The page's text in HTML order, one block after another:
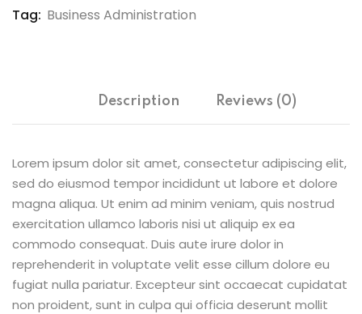
Tag: Business Administration
Description Reviews (0)
Lorem ipsum dolor sit amet, consectetur adipiscing elit,
sed do eiusmod tempor incididunt ut labore et dolore
magna aliqua. Ut enim ad minim veniam, quis nostrud
exercitation ullamco laboris nisi ut aliquip ex ea
commodo consequat. Duis aute irure dolor in
reprehenderit in voluptate velit esse cillum dolore eu
fugiat nulla pariatur. Excepteur sint occaecat cupidatat
non proident, sunt in culpa qui officia deserunt mollit